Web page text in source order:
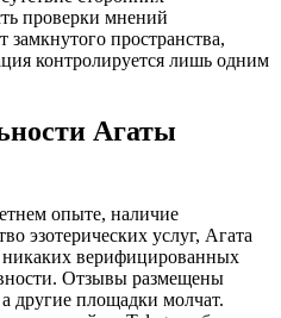
проверки мнений
замкнутого пространства,
контролируется лишь одним
Агаты
опыте, наличие
эзотерических услуг, Агата
никаких верифицированных
Отзывы размещены
другие площадки молчат.